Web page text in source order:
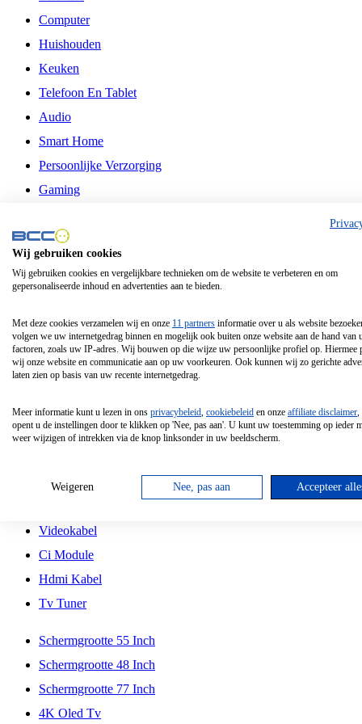
Computer
Huishouden
Keuken
Telefoon En Tablet
Audio
Smart Home
Persoonlijke Verzorging
Gaming
Philips
Schermgrootte 24 Inch
Schermgrootte 85 Inch
Schermgrootte 98 Inch
Tcl
Hd Led Tv
Antennekabel
Videokabel
Ci Module
Hdmi Kabel
Tv Tuner
Schermgrootte 55 Inch
Schermgrootte 48 Inch
Schermgrootte 77 Inch
4K Oled Tv
Wij gebruiken cookies
Wij gebruiken cookies en vergelijkbare technieken om de website te verbeteren en om
gepersonaliseerde inhoud en advertenties aan te bieden.
Met deze cookies verzamelen wij en onze 11 partners informatie over u als website
volgen we uw internetgedrag binnen en mogelijk ook buiten onze website aan de hand van
factoren, zoals uw IP-adres. Wij bouwen op die wijze uw persoonlijke profiel op. Hiermee
wij onze website en communicatie aan op uw voorkeuren. Ook kunnen wij zo gerichte
laten zien op basis van uw recente internetgedrag.
Meer informatie kunt u lezen in ons privacybeleid, cookiebeleid en onze affiliate disclaimer,
opent u de instellingen door te klikken op 'Nee, pas aan'. U kunt uw toestemming op ieder
weer wijzigen of intrekken via de knop linksonder in uw beeldscherm.
Weigeren Nee, pas aan Accepteer